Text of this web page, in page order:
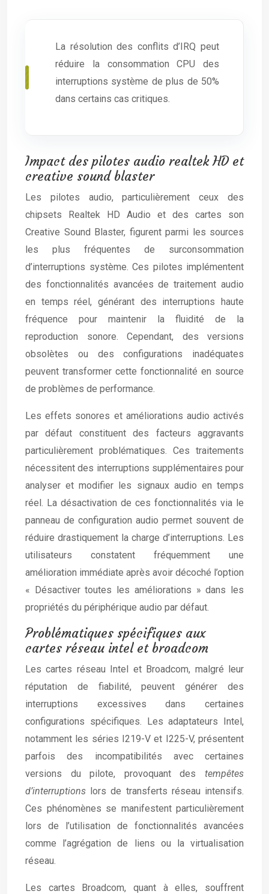
La résolution des conflits d’IRQ peut
réduire la consommation CPU des
interruptions système de plus de 50%
dans certains cas critiques.
Impact des pilotes audio realtek HD et
creative sound blaster
Les pilotes audio, particulièrement ceux des
chipsets Realtek HD Audio et des cartes son
Creative Sound Blaster, figurent parmi les sources
les plus fréquentes de surconsommation
d’interruptions système. Ces pilotes implémentent
des fonctionnalités avancées de traitement audio
en temps réel, générant des interruptions haute
fréquence pour maintenir la fluidité de la
reproduction sonore. Cependant, des versions
obsolètes ou des configurations inadéquates
peuvent transformer cette fonctionnalité en source
de problèmes de performance.
Les effets sonores et améliorations audio activés
par défaut constituent des facteurs aggravants
particulièrement problématiques. Ces traitements
nécessitent des interruptions supplémentaires pour
analyser et modifier les signaux audio en temps
réel. La désactivation de ces fonctionnalités via le
panneau de configuration audio permet souvent de
réduire drastiquement la charge d’interruptions. Les
utilisateurs constatent fréquemment une
amélioration immédiate après avoir décoché l’option
« Désactiver toutes les améliorations » dans les
propriétés du périphérique audio par défaut.
Problématiques spécifiques aux
cartes réseau intel et broadcom
Les cartes réseau Intel et Broadcom, malgré leur
réputation de fiabilité, peuvent générer des
interruptions excessives dans certaines
configurations spécifiques. Les adaptateurs Intel,
notamment les séries I219-V et I225-V, présentent
parfois des incompatibilités avec certaines
versions du pilote, provoquant des tempêtes
d’interruptions lors de transferts réseau intensifs.
Ces phénomènes se manifestent particulièrement
lors de l’utilisation de fonctionnalités avancées
comme l’agrégation de liens ou la virtualisation
réseau.
Les cartes Broadcom, quant à elles, souffrent